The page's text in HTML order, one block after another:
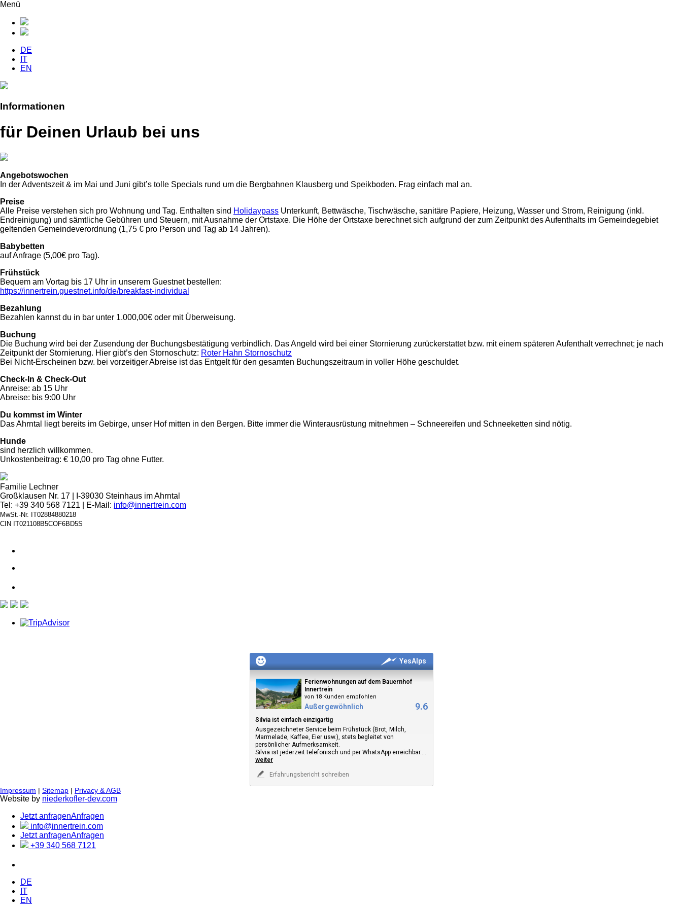
Menü
DE
IT
EN
Informationen
für Deinen Urlaub bei uns
Angebotswochen
In der Adventszeit & im Mai und Juni gibt’s tolle Specials rund um die Bergbahnen Klausberg und Speikboden. Frag einfach mal an.
Preise
Alle Preise verstehen sich pro Wohnung und Tag. Enthalten sind Holidaypass Unterkunft, Bettwäsche, Tischwäsche, sanitäre Papiere, Heizung, Wasser und Strom, Reinigung (inkl.
Endreinigung) und sämtliche Gebühren und Steuern, mit Ausnahme der Ortstaxe. Die Höhe der Ortstaxe berechnet sich aufgrund der zum Zeitpunkt des Aufenthalts im Gemeindegebiet
geltenden Gemeindeverordnung (1,75 € pro Person und Tag ab 14 Jahren).
Babybetten
auf Anfrage (5,00€ pro Tag).
Frühstück
Bequem am Vortag bis 17 Uhr in unserem Guestnet bestellen:
https://innertrein.guestnet.info/de/breakfast-individual
Bezahlung
Bezahlen kannst du in bar unter 1.000,00€ oder mit Überweisung.
Buchung
Die Buchung wird bei der Zusendung der Buchungsbestätigung verbindlich. Das Angeld wird bei einer Stornierung zurückerstattet bzw. mit einem späteren Aufenthalt verrechnet; je nach
Zeitpunkt der Stornierung. Hier gibt’s den Stornoschutz: Roter Hahn Stornoschutz
Bei Nicht-Erscheinen bzw. bei vorzeitiger Abreise ist das Entgelt für den gesamten Buchungszeitraum in voller Höhe geschuldet.
Check-In & Check-Out
Anreise: ab 15 Uhr
Abreise: bis 9:00 Uhr
Du kommst im Winter
Das Ahrntal liegt bereits im Gebirge, unser Hof mitten in den Bergen. Bitte immer die Winterausrüstung mitnehmen – Schneereifen und Schneeketten sind nötig.
Hunde
sind herzlich willkommen.
Unkostenbeitrag: € 10,00 pro Tag ohne Futter.
Familie Lechner
Großklausen Nr. 17 | I-39030 Steinhaus im Ahrntal
Tel: +39 340 568 7121 | E-Mail: info@innertrein.com
MwSt.-Nr. IT02884880218
CIN IT021108B5COF6BD5S
YesAlps
Ferienwohnungen auf dem Bauernhof
Innertrein
von 18 Kunden empfohlen
Außergewöhnlich 9.6
Silvia ist einfach einzigartig
Ausgezeichneter Service beim Frühstück (Brot, Milch,
Marmelade, Kaffee, Eier usw.), stets begleitet von
persönlicher Aufmerksamkeit.
Silvia ist jederzeit telefonisch und per WhatsApp erreichbar.
weiter
Erfahrungsbericht schreiben
Impressum | Sitemap | Privacy & AGB
Website by niederkofler-dev.com
Jetzt anfragenAnfragen
info@innertrein.com
Jetzt anfragenAnfragen
+39 340 568 7121
DE
IT
EN